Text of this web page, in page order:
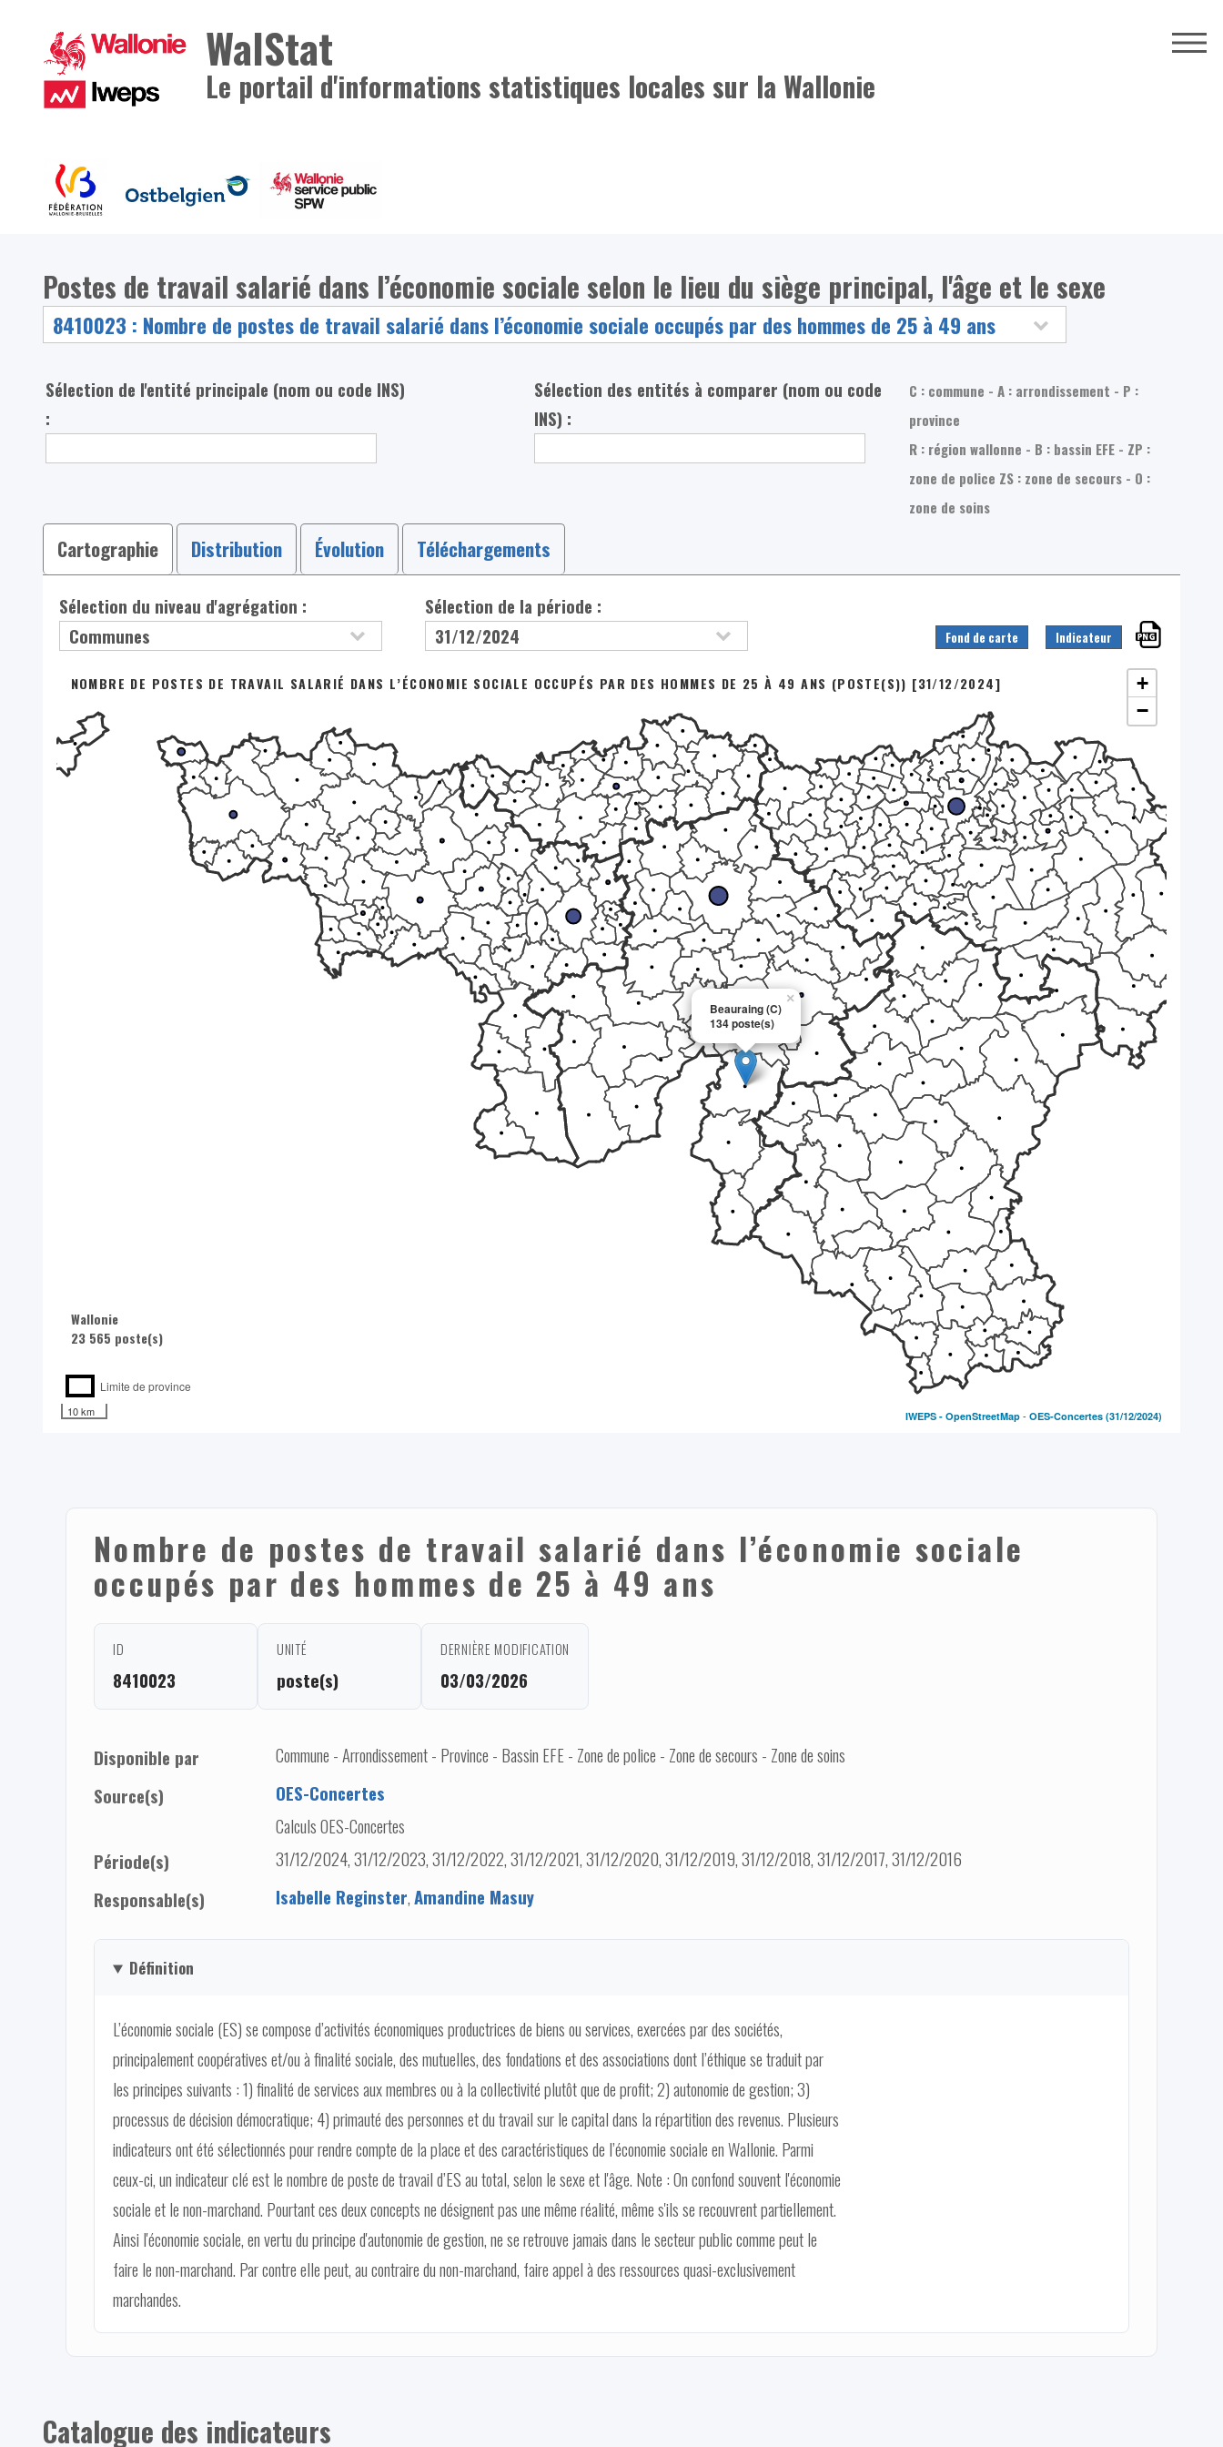
WalStat
Le portail d'informations statistiques locales sur la Wallonie
Postes de travail salarié dans l’économie sociale selon le lieu du siège principal, l'âge et le sexe
Sélection de l'entité principale (nom ou code INS)
:
Sélection des entités à comparer (nom ou code
INS) :
C : commune - A : arrondissement - P :
province
R : région wallonne - B : bassin EFE - ZP :
zone de police ZS : zone de secours - O :
zone de soins
Cartographie Distribution Évolution Téléchargements
Sélection du niveau d'agrégation : Sélection de la période :
Fond de carte Indicateur
Beauraing (C)
134 poste(s)
×
NOMBRE DE POSTES DE TRAVAIL SALARIÉ DANS L’ÉCONOMIE SOCIALE OCCUPÉS PAR DES HOMMES DE 25 À 49 ANS (POSTE(S)) [31/12/2024]
+
−
Wallonie
23 565 poste(s)
Limite de province
10 km IWEPS -OpenStreetMap -OES-Concertes (31/12/2024)
Nombre de postes de travail salarié dans l’économie sociale
occupés par des hommes de 25 à 49 ans
ID
8410023
UNITÉ
poste(s)
DERNIÈRE MODIFICATION
03/03/2026
Disponible par
Commune - Arrondissement - Province - Bassin EFE - Zone de police - Zone de secours - Zone de soins
Source(s)
OES-Concertes
Calculs OES-Concertes
Période(s)
31/12/2024, 31/12/2023, 31/12/2022, 31/12/2021, 31/12/2020, 31/12/2019, 31/12/2018, 31/12/2017, 31/12/2016
Responsable(s)
Isabelle Reginster,Amandine Masuy
Définition
L’économie sociale (ES) se compose d’activités économiques productrices de biens ou services, exercées par des sociétés,
principalement coopératives et/ou à finalité sociale, des mutuelles, des fondations et des associations dont l’éthique se traduit par
les principes suivants : 1) finalité de services aux membres ou à la collectivité plutôt que de profit; 2) autonomie de gestion; 3)
processus de décision démocratique; 4) primauté des personnes et du travail sur le capital dans la répartition des revenus. Plusieurs
indicateurs ont été sélectionnés pour rendre compte de la place et des caractéristiques de l’économie sociale en Wallonie. Parmi
ceux-ci, un indicateur clé est le nombre de poste de travail d’ES au total, selon le sexe et l'âge. Note : On confond souvent l'économie
sociale et le non-marchand. Pourtant ces deux concepts ne désignent pas une même réalité, même s'ils se recouvrent partiellement.
Ainsi l'économie sociale, en vertu du principe d'autonomie de gestion, ne se retrouve jamais dans le secteur public comme peut le
faire le non-marchand. Par contre elle peut, au contraire du non-marchand, faire appel à des ressources quasi-exclusivement
marchandes.
Catalogue des indicateurs